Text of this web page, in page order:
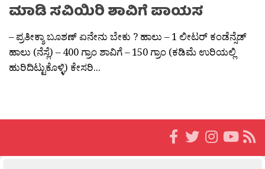
ಮಾಡಿ ಸವಿಯಿರಿ ಶಾವಿಗೆ ಪಾಯಸ
– ಪ್ರತೀಕ್ಶಾ ಬೂಶಣ್ ಏನೇನು ಬೇಕು ? ಹಾಲು – 1 ಲೀಟರ್ ಕಂಡೆನ್ಸೆಡ್
ಹಾಲು (ನೆಸ್ಲೆ) – 400 ಗ್ರಾಂ ಶಾವಿಗೆ – 150 ಗ್ರಾಂ (ಕಡಿಮೆ ಉರಿಯಲ್ಲಿ
ಹುರಿದಿಟ್ಟುಕೊಳ್ಳಿ) ಕೇಸರಿ...